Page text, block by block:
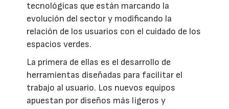
tecnológicas que están marcando la
evolución del sector y modificando la
relación de los usuarios con el cuidado de los
espacios verdes.
La primera de ellas es el desarrollo de
herramientas diseñadas para facilitar el
trabajo al usuario. Los nuevos equipos
apuestan por diseños más ligeros y